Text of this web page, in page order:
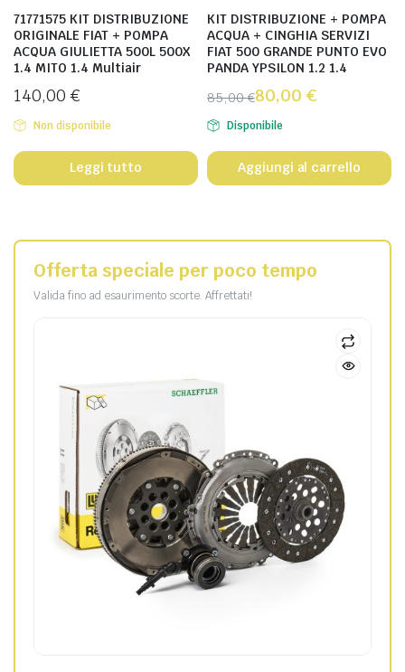
71771575 KIT DISTRIBUZIONE
ORIGINALE FIAT + POMPA
ACQUA GIULIETTA 500L 500X
1.4 MITO 1.4 Multiair
140,00 €
Non disponibile
Leggi tutto
KIT DISTRIBUZIONE + POMPA
ACQUA + CINGHIA SERVIZI
FIAT 500 GRANDE PUNTO EVO
PANDA YPSILON 1.2 1.4
85,00€80,00 €
Disponibile
Aggiungi al carrello
Offerta speciale per poco tempo
Valida fino ad esaurimento scorte. Affrettati!